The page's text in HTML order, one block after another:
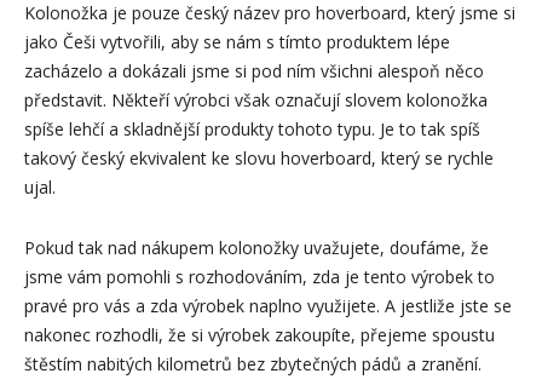
Kolonožka je pouze český název pro hoverboard, který jsme si
jako Češi vytvořili, aby se nám s tímto produktem lépe
zacházelo a dokázali jsme si pod ním všichni alespoň něco
představit. Někteří výrobci však označují slovem kolonožka
spíše lehčí a skladnější produkty tohoto typu. Je to tak spíš
takový český ekvivalent ke slovu hoverboard, který se rychle
ujal.
Pokud tak nad nákupem kolonožky uvažujete, doufáme, že
jsme vám pomohli s rozhodováním, zda je tento výrobek to
pravé pro vás a zda výrobek naplno využijete. A jestliže jste se
nakonec rozhodli, že si výrobek zakoupíte, přejeme spoustu
štěstím nabitých kilometrů bez zbytečných pádů a zranění.